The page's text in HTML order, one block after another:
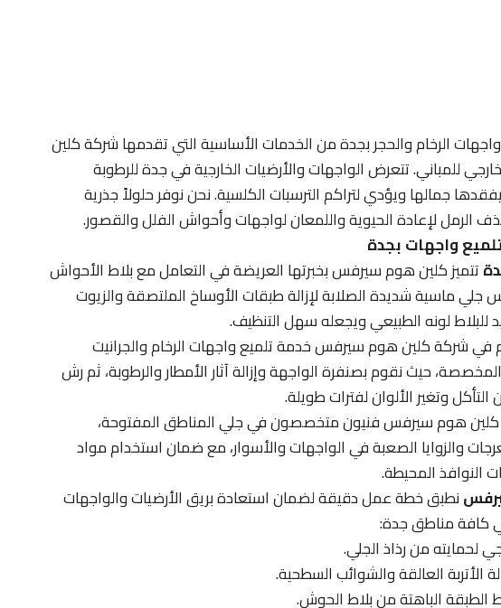
الرخام والحجر بجدة من الخدمات الأساسية التي تقدمها شركة كلين
للمباني. تتعرض الواجهات والأرضيات الخارجية في جدة للرطوبة
جمالها ويؤدي لتراكم الترسبات الكلسية. نحن نوفر حلولاً جذرية
الرمل لإعادة الحيوية واللمعان لواجهات وأحواش الفلل والقصور.
واجهات بجدة
تتميز كلين هوم سيرفس بخبرتها العريضة في التعامل مع بلاط الأحواش
جلي ماسية شديدة الصلابة لإزالة طبقات الأوساخ الملتصقة والزيوت
للبلاط لونه الطبيعي ويجعله سهل التنظيف.
في شركة كلين هوم سيرفس خدمة تلميع واجهات الرخام والجرانيت
حيث نقوم بصنفرة الواجهة وإزالة آثار الأمطار والرطوبة، ثم رش
وتغير الألوان لفترات طويلة.
هوم سيرفس فنيون متخصصون في جلي المناطق المفتوحة،
والزوايا الصعبة في الواجهات والأسوار، مع ضمان استخدام مواد
النوافذ المحيطة.
نطبق خطة عمل دقيقة لضمان استعادة بريق الأرضيات والواجهات
كافة مناطق جدة:
لحمايته من رذاذ الجلي.
الأتربة العالقة والشوائب السطحية.
الطبقة الباهتة من بلاط الحوش.